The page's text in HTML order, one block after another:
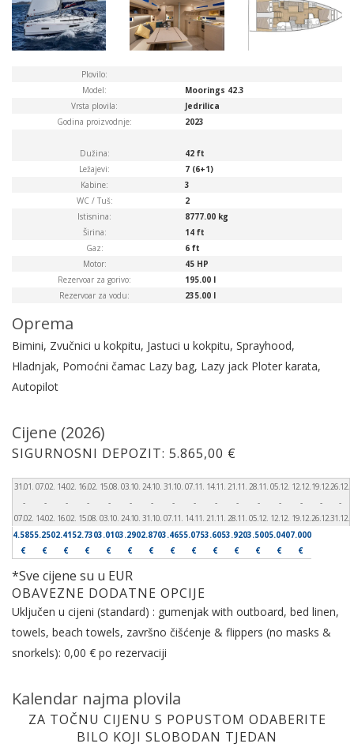
Plovilo:
Model:
Moorings 42.3
Vrsta plovila:
Jedrilica
Godina proizvodnje:
2023
Dužina:
42 ft
Ležajevi:
7 (6+1)
Kabine:
3
WC / Tuš:
2
Istisnina:
8777.00 kg
Širina:
14 ft
Gaz:
6 ft
Motor:
45 HP
Rezervoar za gorivo:
195.00 l
Rezervoar za vodu:
235.00 l
Oprema
Bimini, Zvučnici u kokpitu, Jastuci u kokpitu, Sprayhood,
Hladnjak, Pomoćni čamac Lazy bag, Lazy jack Ploter karata,
Autopilot
Cijene (2026)
SIGURNOSNI DEPOZIT: 5.865,00 €
31.01.
-
07.02.
07.02.
-
14.02.
14.02.
-
16.02.
16.02.
-
15.08.
15.08.
-
03.10.
03.10.
-
24.10.
24.10.
-
31.10.
31.10.
-
07.11.
07.11.
-
14.11.
14.11.
-
21.11.
21.11.
-
28.11.
28.11.
-
05.12.
05.12.
-
12.12.
12.12.
-
19.12.
19.12.
-
26.12.
26.12.
-
31.12.
4.585
€
5.250
€
2.415
€
2.730
€
3.010
€
3.290
€
2.870
€
3.465
€
5.075
€
3.605
€
3.920
€
3.500
€
5.040
€
7.000
€
*Sve cijene su u EUR
OBAVEZNE DODATNE OPCIJE
Uključen u cijeni (standard) : gumenjak with outboard, bed linen,
towels, beach towels, završno čišćenje & flippers (no masks &
snorkels): 0,00 € po rezervaciji
Kalendar najma plovila
ZA TOČNU CIJENU S POPUSTOM ODABERITE
BILO KOJI SLOBODAN TJEDAN